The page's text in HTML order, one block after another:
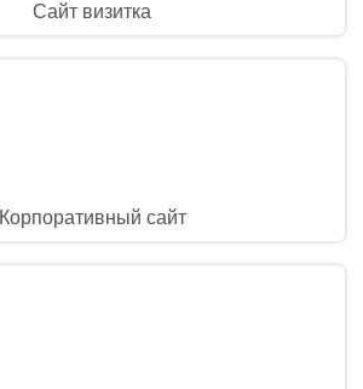
Сайт визитка
Корпоративный сайт